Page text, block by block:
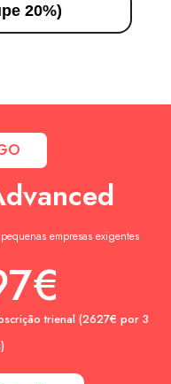
20%)
empresas exigentes
trienal (2627€ por 3